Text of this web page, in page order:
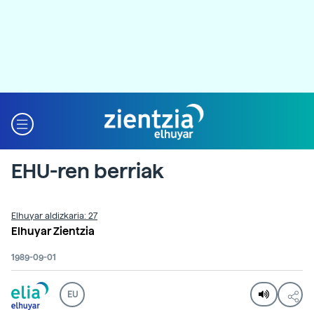
EHU-ren berriak
Elhuyar aldizkaria: 27
Elhuyar Zientzia
1989-09-01
EU